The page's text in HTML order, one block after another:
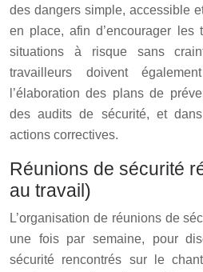
des dangers simple, accessible
en place, afin d’encourager les
situations à risque sans
travailleurs doivent
l’élaboration des plans de
des audits de sécurité, et
actions correctives.
Réunions de sécurité
au travail)
L’organisation de réunions de
une fois par semaine, pour
sécurité rencontrés sur le